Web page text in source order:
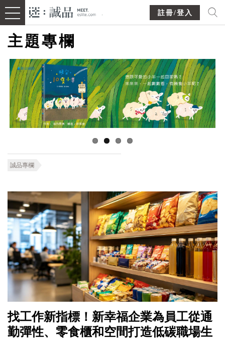
註冊/登入
主題專欄
誠品專欄
找工作新指標！新幸福企業為員工從通
勤彈性、零食櫃和空間打造低碳職場生